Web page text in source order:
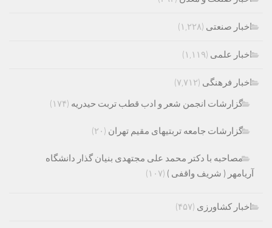
اخبار صنعتی (۱,۲۲۸)
اخبار علمی (۱,۱۱۹)
اخبار فرهنگی (۷,۷۱۲)
گزارشات انجمن شعر و ادب قطب تربت حیدریه (۱۷۴)
گزارشات جامعه تربتیهای مقیم تهران (۲۰)
مصاحبه با دکتر محمد علی مجتهدی بنیان گذار دانشگاه
آریامهر ( شریف واقفی ) (۱۰۷)
اخبار کشاورزی (۴۵۷)